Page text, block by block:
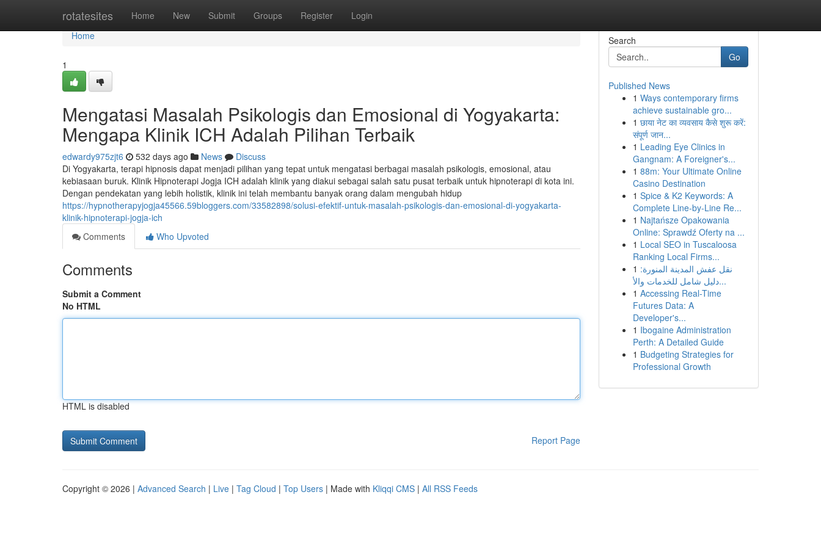
rotatesites Home New Submit Groups Register Login
Home
Home
1
Mengatasi Masalah Psikologis dan Emosional di Yogyakarta:
Mengapa Klinik ICH Adalah Pilihan Terbaik
edwardy975zjt6 532 days ago News
Discuss
Di Yogyakarta, terapi hipnosis dapat menjadi pilihan yang tepat untuk mengatasi berbagai masalah psikologis, emosional, atau
kebiasaan buruk. Klinik Hipnoterapi Jogja ICH adalah klinik yang diakui sebagai salah satu pusat terbaik untuk hipnoterapi di kota ini.
Dengan pendekatan yang lebih holistik, klinik ini telah membantu banyak orang dalam mengubah hidup
https://hypnotherapyjogja45566.59bloggers.com/33582898/solusi-efektif-untuk-masalah-psikologis-dan-emosional-di-yogyakarta-
klinik-hipnoterapi-jogja-ich
Comments
Who Upvoted
Comments
Submit a Comment
No HTML
HTML is disabled
Report Page
Search
Go
Published News
1 Ways contemporary firms
achieve sustainable gro...
1 छाया नेट का व्यवसाय कैसे शुरू करें:
संपूर्ण जान...
1 Leading Eye Clinics in
Gangnam: A Foreigner's...
1 88m: Your Ultimate Online
Casino Destination
1 Spice & K2 Keywords: A
Complete Line-by-Line Re...
1 Najtańsze Opakowania
Online: Sprawdź Oferty na ...
1 Local SEO in Tuscaloosa
Ranking Local Firms...
1 نقل عفش المدينة المنورة:
دليل شامل للخدمات والأ...
1 Accessing Real-Time
Futures Data: A
Developer's...
1 Ibogaine Administration
Perth: A Detailed Guide
1 Budgeting Strategies for
Professional Growth
Copyright © 2026 | Advanced Search | Live | Tag Cloud | Top Users | Made with Kliqqi CMS | All RSS Feeds